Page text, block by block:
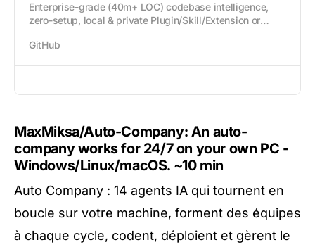
Enterprise-grade (40m+ LOC) codebase intelligence,
zero-setup, local & private Plugin/Skill/Extension or
graphs, symbol-level impact analysis & call...
GitHub
MaxMiksa/Auto-Company: An auto-
company works for 24/7 on your own PC -
Windows/Linux/macOS. ~10 min
Auto Company : 14 agents IA qui tournent en
boucle sur votre machine, forment des équipes
à chaque cycle, codent, déploient et gèrent le